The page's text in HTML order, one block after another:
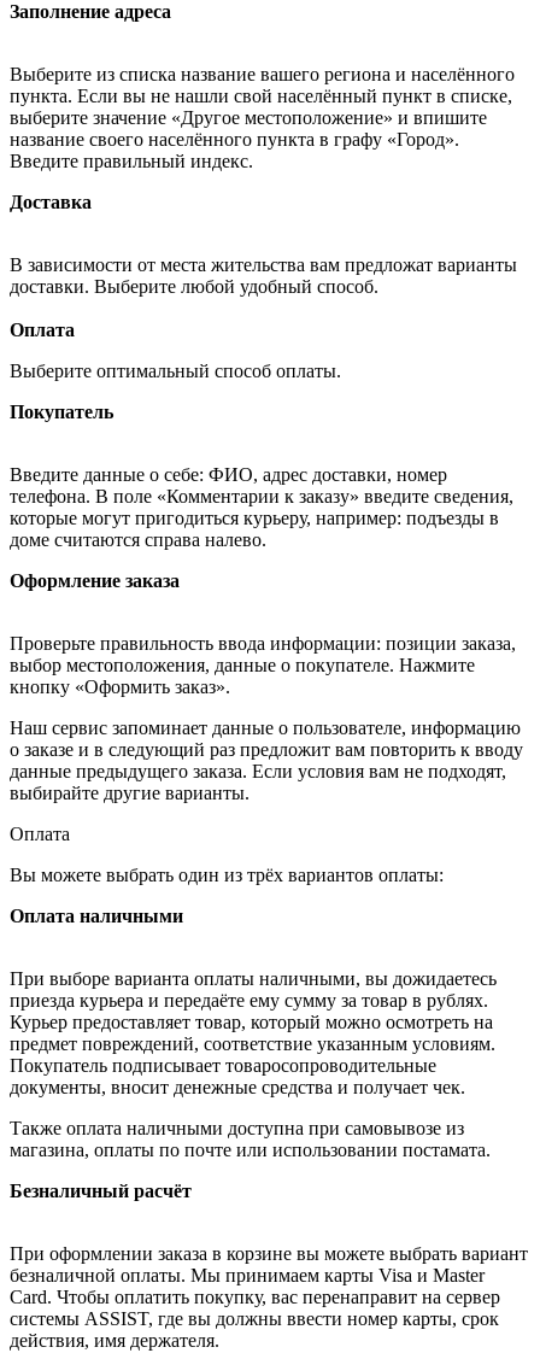
Заполнение адреса
Выберите из списка название вашего региона и населённого
пункта. Если вы не нашли свой населённый пункт в списке,
выберите значение «Другое местоположение» и впишите
название своего населённого пункта в графу «Город».
Введите правильный индекс.
Доставка
В зависимости от места жительства вам предложат варианты
доставки. Выберите любой удобный способ.
Оплата
Выберите оптимальный способ оплаты.
Покупатель
Введите данные о себе: ФИО, адрес доставки, номер
телефона. В поле «Комментарии к заказу» введите сведения,
которые могут пригодиться курьеру, например: подъезды в
доме считаются справа налево.
Оформление заказа
Проверьте правильность ввода информации: позиции заказа,
выбор местоположения, данные о покупателе. Нажмите
кнопку «Оформить заказ».
Наш сервис запоминает данные о пользователе, информацию
о заказе и в следующий раз предложит вам повторить к вводу
данные предыдущего заказа. Если условия вам не подходят,
выбирайте другие варианты.
Оплата
Вы можете выбрать один из трёх вариантов оплаты:
Оплата наличными
При выборе варианта оплаты наличными, вы дожидаетесь
приезда курьера и передаёте ему сумму за товар в рублях.
Курьер предоставляет товар, который можно осмотреть на
предмет повреждений, соответствие указанным условиям.
Покупатель подписывает товаросопроводительные
документы, вносит денежные средства и получает чек.
Также оплата наличными доступна при самовывозе из
магазина, оплаты по почте или использовании постамата.
Безналичный расчёт
При оформлении заказа в корзине вы можете выбрать вариант
безналичной оплаты. Мы принимаем карты Visa и Master
Card. Чтобы оплатить покупку, вас перенаправит на сервер
системы ASSIST, где вы должны ввести номер карты, срок
действия, имя держателя.